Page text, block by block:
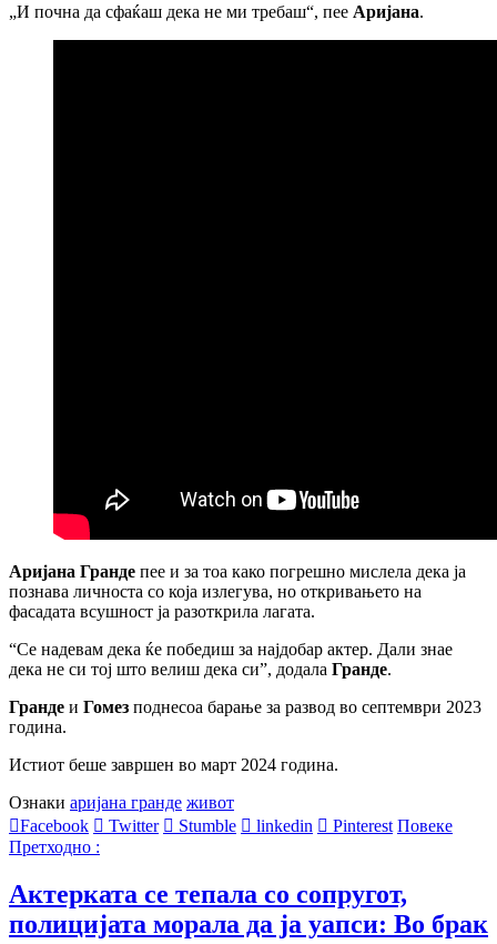
„И почна да сфаќаш дека не ми требаш“, пее Аријана.
Аријана Гранде пее и за тоа како погрешно мислела дека ја
познава личноста со која излегува, но откривањето на
фасадата всушност ја разоткрила лагата.
“Се надевам дека ќе победиш за најдобар актер. Дали знае
дека не си тој што велиш дека си”, додала Гранде.
Гранде и Гомез поднесоа барање за развод во септември 2023
година.
Истиот беше завршен во март 2024 година.
Ознаки аријана гранде живот
Facebook
Twitter Stumble linkedin Pinterest Повеке
Претходно :
Актерката се тепала со сопругот,
полицијата морала да ја уапси: Во брак